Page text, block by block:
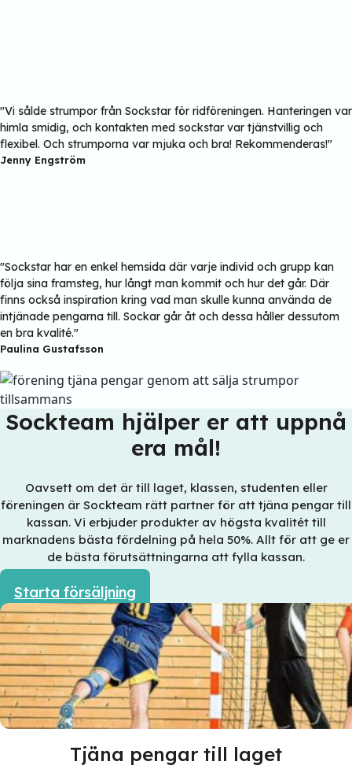
"Vi sålde strumpor från Sockstar för ridföreningen. Hanteringen var
himla smidig, och kontakten med sockstar var tjänstvillig och
flexibel. Och strumporna var mjuka och bra! Rekommenderas!"
Jenny Engström
"Sockstar har en enkel hemsida där varje individ och grupp kan
följa sina framsteg, hur långt man kommit och hur det går. Där
finns också inspiration kring vad man skulle kunna använda de
intjänade pengarna till. Sockar går åt och dessa håller dessutom
en bra kvalité."
Paulina Gustafsson
Sockteam hjälper er att uppnå
era mål!
Oavsett om det är till laget, klassen, studenten eller
föreningen är Sockteam rätt partner för att tjäna pengar till
kassan. Vi erbjuder produkter av högsta kvalitét till
marknadens bästa fördelning på hela 50%. Allt för att ge er
de bästa förutsättningarna att fylla kassan.
Starta försäljning
Tjäna pengar till laget